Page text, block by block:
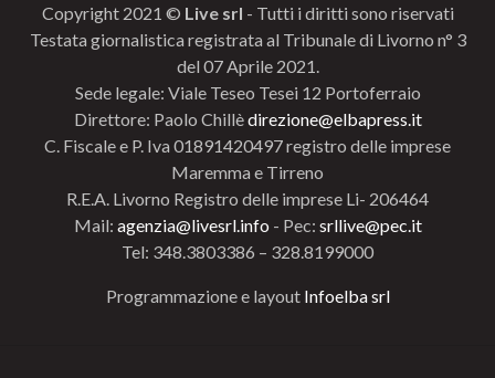
Copyright 2021 © Live srl - Tutti i diritti sono riservati
Testata giornalistica registrata al Tribunale di Livorno n° 3
del 07 Aprile 2021.
Sede legale: Viale Teseo Tesei 12 Portoferraio
Direttore: Paolo Chillèdirezione@elbapress.it
C. Fiscale e P. Iva 01891420497 registro delle imprese
Maremma e Tirreno
R.E.A. Livorno Registro delle imprese Li- 206464
Mail: agenzia@livesrl.info - Pec: srllive@pec.it
Tel: 348.3803386 – 328.8199000
Programmazione e layout Infoelba srl